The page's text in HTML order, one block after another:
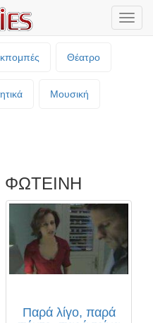
Θέατρο
Μουσική
Παρά λίγο, παρά